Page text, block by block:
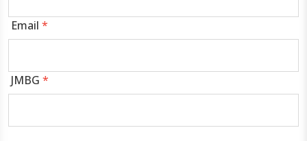
Email *
JMBG *